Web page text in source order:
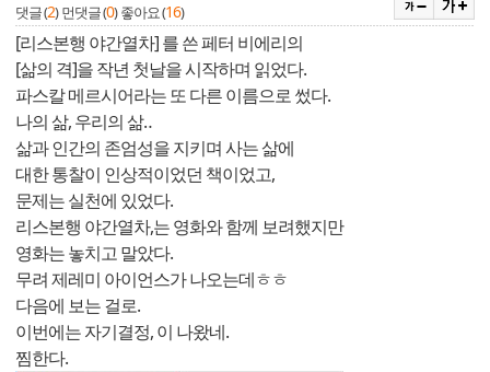
댓글 (2) 먼댓글 (0) 좋아요 (16)
[리스본행 야간열차] 를 쓴 페터 비에리의
[삶의 격]을 작년 첫날을 시작하며 읽었다.
파스칼 메르시어라는 또 다른 이름으로 썼다.
나의 삶, 우리의 삶‥
삶과 인간의 존엄성을 지키며 사는 삶에
대한 통찰이 인상적이었던 책이었고,
문제는 실천에 있었다.
리스본행 야간열차,는 영화와 함께 보려했지만
영화는 놓치고 말았다.
무려 제레미 아이언스가 나오는데ㅎㅎ
다음에 보는 걸로.
이번에는 자기결정, 이 나왔네.
찜한다.